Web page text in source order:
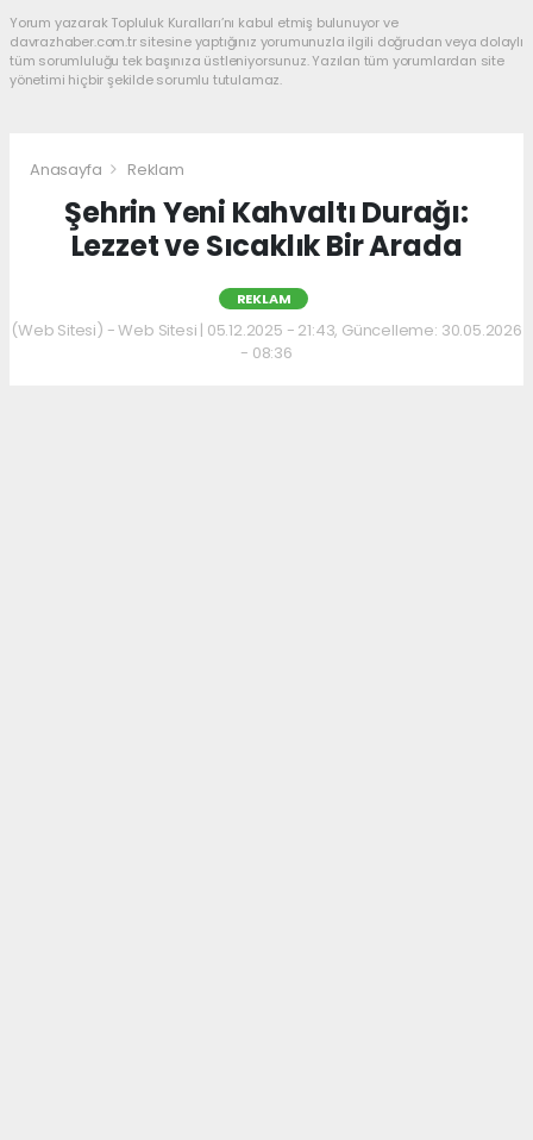
Yorum yazarak Topluluk Kuralları’nı kabul etmiş bulunuyor ve
davrazhaber.com.tr sitesine yaptığınız yorumunuzla ilgili doğrudan veya dolaylı
tüm sorumluluğu tek başınıza üstleniyorsunuz. Yazılan tüm yorumlardan site
yönetimi hiçbir şekilde sorumlu tutulamaz.
Anasayfa Reklam
Şehrin Yeni Kahvaltı Durağı:
Lezzet ve Sıcaklık Bir Arada
REKLAM
(Web Sitesi) - Web Sitesi | 05.12.2025 - 21:43, Güncelleme: 30.05.2026
- 08:36